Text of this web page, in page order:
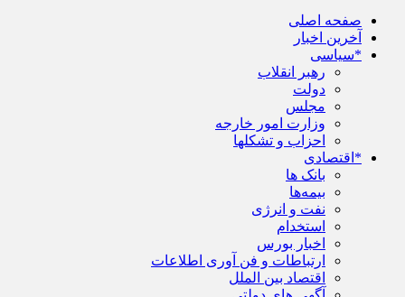
صفحه اصلی
آخرین اخبار
*سیاسی
رهبر انقلاب
دولت
مجلس
وزارت امور خارجه
احزاب و تشکلها
*اقتصادی
بانک ها
بیمه‌ها
نفت و انرژی
استخدام
اخبار بورس
ارتباطات و فن آوری اطلاعات
اقتصاد بین الملل